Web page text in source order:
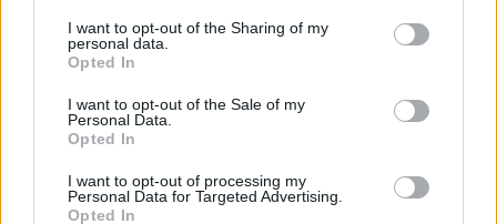
I want to opt-out of the Sharing of my
personal data.
Opted In
I want to opt-out of the Sale of my
Personal Data.
Opted In
I want to opt-out of processing my
Personal Data for Targeted Advertising.
Opted In
Londra shpall masa të reja
për 6 banka dhe cisternat
e naftës ruse
rasteve të lisë së deleve
dhe dhive, bllokohet